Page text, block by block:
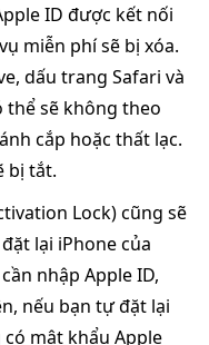
ID được kết nối
miễn phí sẽ bị xóa.
dấu trang Safari và
thể sẽ không theo
cắp hoặc thất lạc.
bị tắt.
Lock) cũng sẽ
lại iPhone của
nhập Apple ID,
nếu bạn tự đặt lại
mật khẩu Apple